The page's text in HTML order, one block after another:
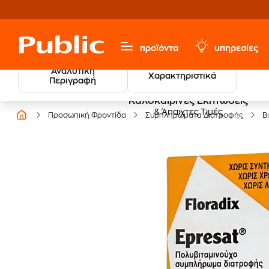
προϊόντα υπηρεσίες
Αναλυτική
Περιγραφή
Χαρακτηριστικά
Καλοκαιρινές Εκπτώσεις
& Άπαιχτες Τιμές
Προσωπική Φροντίδα Συμπληρώματα Διατροφής